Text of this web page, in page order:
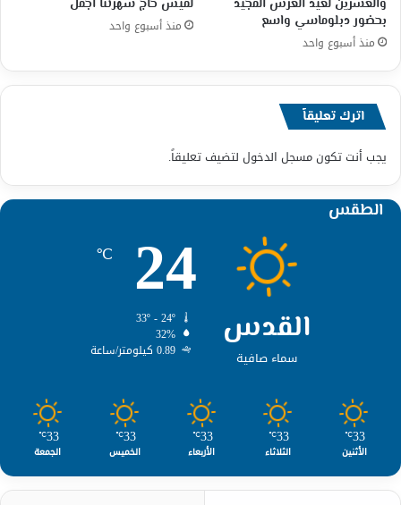
والعشرين لعيد العرش المجيد
بحضور دبلوماسي واسع
منذ أسبوع واحد
لميس حاج سهرتنا اجمل
منذ أسبوع واحد
اترك تعليقاً
يجب أنت تكونمسجل الدخول لتضيف تعليقاً.
الطقس
القدس
سماء صافية
24
℃
32%
0.89 كيلومتر/ساعة
33
℃
الأثنين
33
℃
الثلاثاء
33
℃
الأربعاء
33
℃
الخميس
33
℃
الجمعة